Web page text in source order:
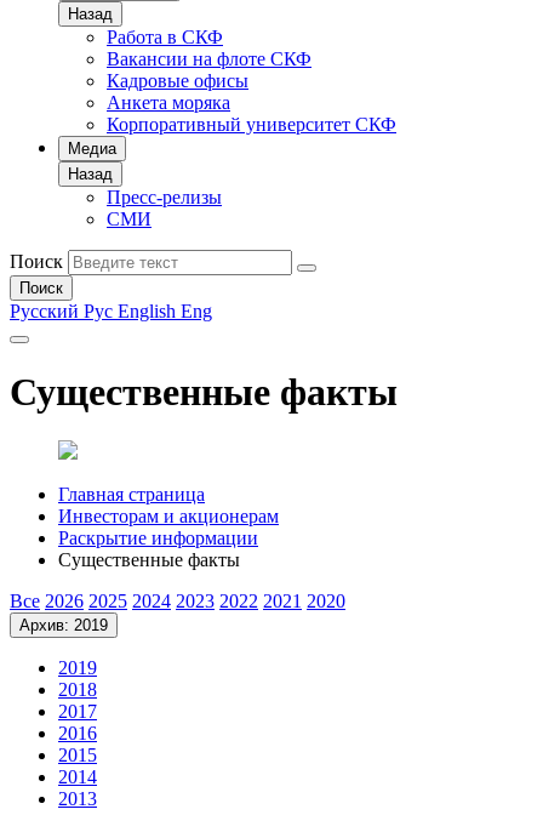
Назад
Работа в СКФ
Вакансии на флоте СКФ
Кадровые офисы
Анкета моряка
Корпоративный университет СКФ
Медиа
Назад
Пресс-релизы
СМИ
Поиск
Поиск
Русский Рус English Eng
Существенные факты
Главная страница
Инвесторам и акционерам
Раскрытие информации
Существенные факты
Все 2026 2025 2024 2023 2022 2021 2020
Архив: 2019
2019
2018
2017
2016
2015
2014
2013